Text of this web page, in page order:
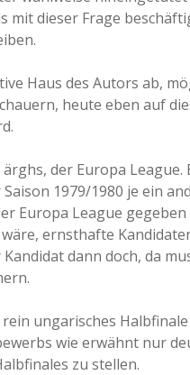
mit dieser Frage
Haus des Autors ab,
heute eben auf
der Europa
1979/1980 je ein
Europa League
ernsthafte
dann doch, da
ungarisches
wie erwähnt nur
zu stellen.